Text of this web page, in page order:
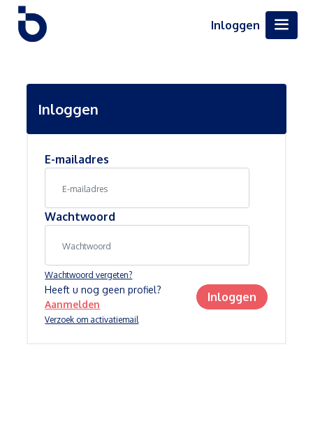
Inloggen
Inloggen
E-mailadres
Wachtwoord
Wachtwoord vergeten?
Verzoek om activatiemail
Heeft u nog geen profiel?
Aanmelden
Inloggen